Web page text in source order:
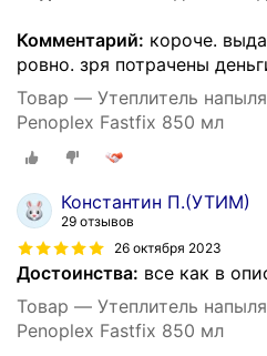
Комментарий: короче.
ровно. зря потрачены
Товар — Утеплитель
Penoplex Fastfix 850 мл
Константин П.(УТИМ)
29 отзывов
26 октября 2023
Достоинства: все как в
Товар — Утеплитель
Penoplex Fastfix 850 мл